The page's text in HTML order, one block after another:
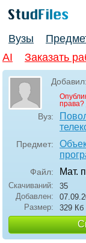
Вузы
AI
Заказать
Добавил:
права?
Вуз:
Предмет:
Файл: Мат.
Скачиваний:
35
Добавлен:
Размер:
329 Кб